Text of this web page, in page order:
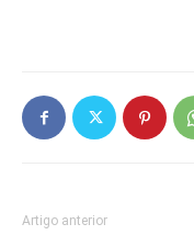
Artigo anterior